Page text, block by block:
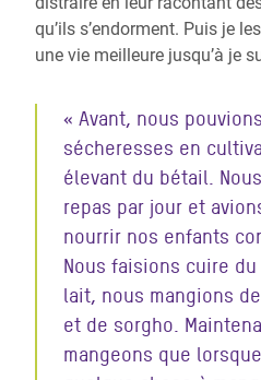
qu’ils s’endorment. Puis je
une vie meilleure jusqu’à je
« Avant, nous
sécheresses en
élevant du bétail.
repas par jour et
nourrir nos enfants
Nous faisions cuire
lait, nous mangions
et de sorgho.
mangeons que